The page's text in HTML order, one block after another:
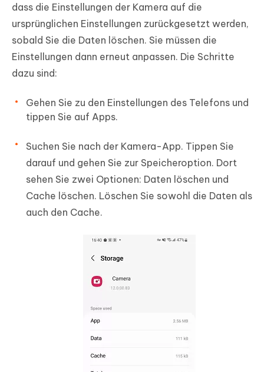
dass die Einstellungen der Kamera auf die
ursprünglichen Einstellungen zurückgesetzt werden,
sobald Sie die Daten löschen. Sie müssen die
Einstellungen dann erneut anpassen. Die Schritte
dazu sind:
Gehen Sie zu den Einstellungen des Telefons und
tippen Sie auf Apps.
Suchen Sie nach der Kamera-App. Tippen Sie
darauf und gehen Sie zur Speicheroption. Dort
sehen Sie zwei Optionen: Daten löschen und
Cache löschen. Löschen Sie sowohl die Daten als
auch den Cache.